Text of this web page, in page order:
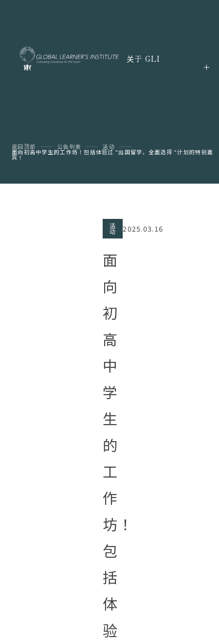
关于 GLI
返回顶部 公告列表 活动
面向初高中学生的工作坊！包括体验过 "出国留学，全面选择 "计划的特别嘉
宾！
活
动 2025.03.16
面
向
初
高
中
学
生
的
工
作
坊！
包
括
体
验